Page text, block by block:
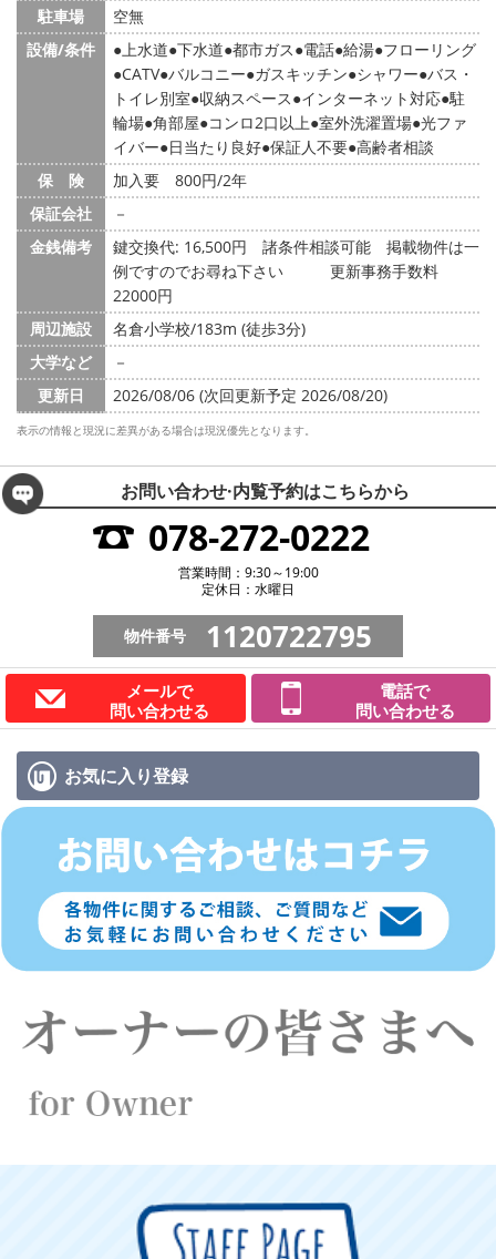
駐車場
空無
設備/条件
上水道 下水道 都市ガス 電話 給湯 フローリング
CATV バルコニー ガスキッチン シャワー バス・
トイレ別室 収納スペース インターネット対応 駐
輪場 角部屋 コンロ2口以上 室外洗濯置場 光ファ
イバー 日当たり良好 保証人不要 高齢者相談
保 険
加入要 800円/2年
保証会社
－
金銭備考
鍵交換代: 16,500円
諸条件相談可能 掲載物件は一
例ですのでお尋ね下さい 更新事務手数料
22000円
周辺施設
名倉小学校/183m (徒歩3分)
大学など
－
更新日
2026/08/06 (次回更新予定 2026/08/20)
表示の情報と現況に差異がある場合は現況優先となります。
お問い合わせ·内覧予約はこちらから
078-272-0222
営業時間：9:30～19:00
定休日：水曜日
物件番号 1120722795
メールで
問い合わせる
電話で
問い合わせる
お気に入り登録